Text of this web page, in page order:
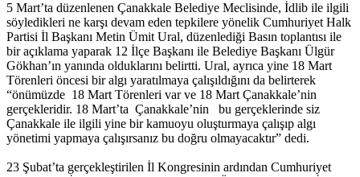
5 Mart’ta düzenlenen Çanakkale Belediye Meclisinde, İdlib ile ilgili
söyledikleri ne karşı devam eden tepkilere yönelik Cumhuriyet Halk
Partisi İl Başkanı Metin Ümit Ural, düzenlediği Basın toplantısı ile
bir açıklama yaparak 12 İlçe Başkanı ile Belediye Başkanı Ülgür
Gökhan’ın yanında olduklarını belirtti. Ural, ayrıca yine 18 Mart
Törenleri öncesi bir algı yaratılmaya çalışıldığını da belirterek
“önümüzde 18 Mart Törenleri var ve 18 Mart Çanakkale’nin
gerçekleridir. 18 Mart’ta Çanakkale’nin bu gerçeklerinde siz
Çanakkale ile ilgili yine bir kamuoyu oluşturmaya çalışıp algı
yönetimi yapmaya çalışırsanız bu doğru olmayacaktır” dedi.
23 Şubat’ta gerçekleştirilen İl Kongresinin ardından Cumhuriyet